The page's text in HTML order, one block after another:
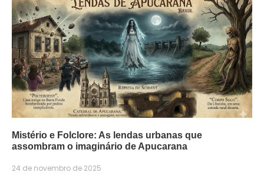
Mistério e Folclore: As lendas urbanas que
assombram o imaginário de Apucarana
24 de novembro de 2025